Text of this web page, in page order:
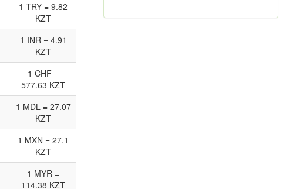
1 TRY = 9.82
KZT
1 INR = 4.91
KZT
1 CHF =
577.63 KZT
1 MDL = 27.07
KZT
1 MXN = 27.1
KZT
1 MYR =
114.38 KZT